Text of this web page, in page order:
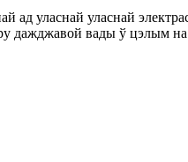
ад уласнай уласнай
дажджавой вады ў цэлым на